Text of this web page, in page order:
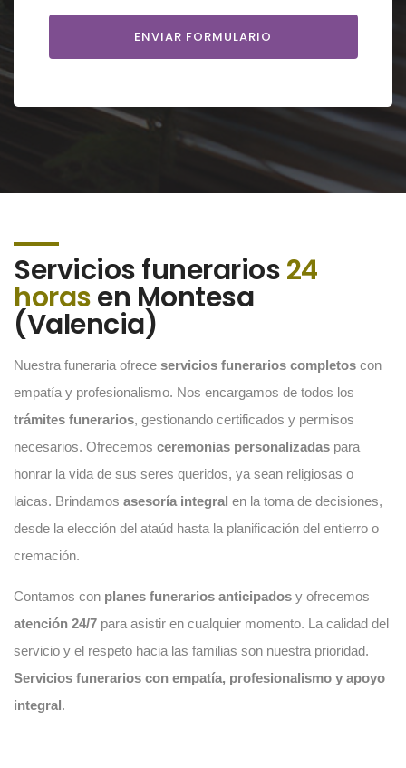
Servicios funerarios24
horasen Montesa
(Valencia)
Nuestra funeraria ofrece servicios funerarios completos con
empatía y profesionalismo. Nos encargamos de todos los
trámites funerarios, gestionando certificados y permisos
necesarios. Ofrecemos ceremonias personalizadas para
honrar la vida de sus seres queridos, ya sean religiosas o
laicas. Brindamos asesoría integral en la toma de decisiones,
desde la elección del ataúd hasta la planificación del entierro o
cremación.
Contamos con planes funerarios anticipados y ofrecemos
atención 24/7 para asistir en cualquier momento. La calidad del
servicio y el respeto hacia las familias son nuestra prioridad.
Servicios funerarios con empatía, profesionalismo y apoyo
integral.